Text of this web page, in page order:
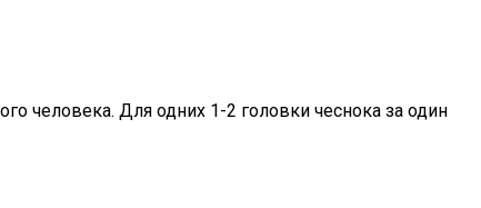
человека. Для одних 1-2 головки чеснока за один